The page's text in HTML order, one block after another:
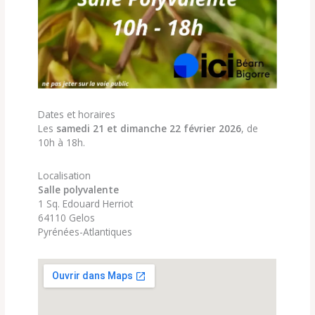
Dates et horaires
Les samedi 21 et dimanche 22 février 2026, de
10h à 18h.
Localisation
Salle polyvalente
1 Sq. Edouard Herriot
64110 Gelos
Pyrénées-Atlantiques